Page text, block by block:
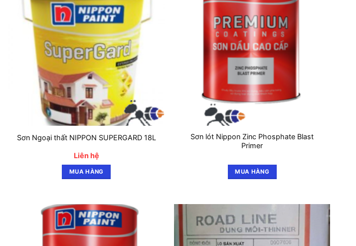
Sơn Ngoại thất NIPPON SUPERGARD 18L
Liên hệ
MUA HÀNG
Sơn lót Nippon Zinc Phosphate Blast
Primer
MUA HÀNG